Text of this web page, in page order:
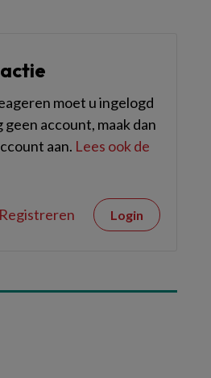
moet u ingelogd
account, maak dan
aan. Lees ook de
Registreren Login